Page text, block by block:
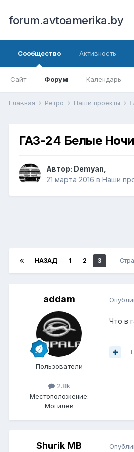
forum.avtoamerika.by
Сообщество
Сайт Форум Календарь
Активность
Главная Ретро Наши проекты
ГАЗ-24 Белые Ночи
Автор: Demyan
21 марта 2016 в Наши
НАЗАД 1 2 3
addam
Пользователи
2.8k
Местоположение:
Могилев
Что в
Shurik MB